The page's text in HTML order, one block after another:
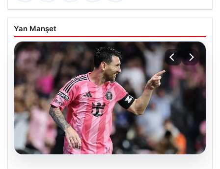
Yan Manşet